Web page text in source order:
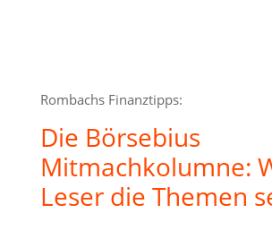
Rombachs Finanztipps:
Die Börsebius
Mitmachkolumne:
Leser die Themen